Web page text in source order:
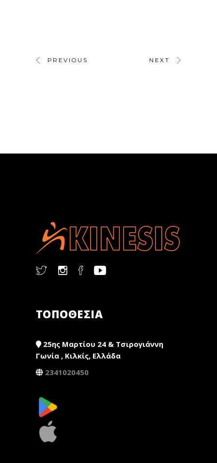
PREVIOUS NEXT
ΤΟΠΟΘΕΣΙΑ
25ης Μαρτίου 24 & Τσιρογιάννη
Γωνία , Κιλκίς, Ελλάδα
2341020450